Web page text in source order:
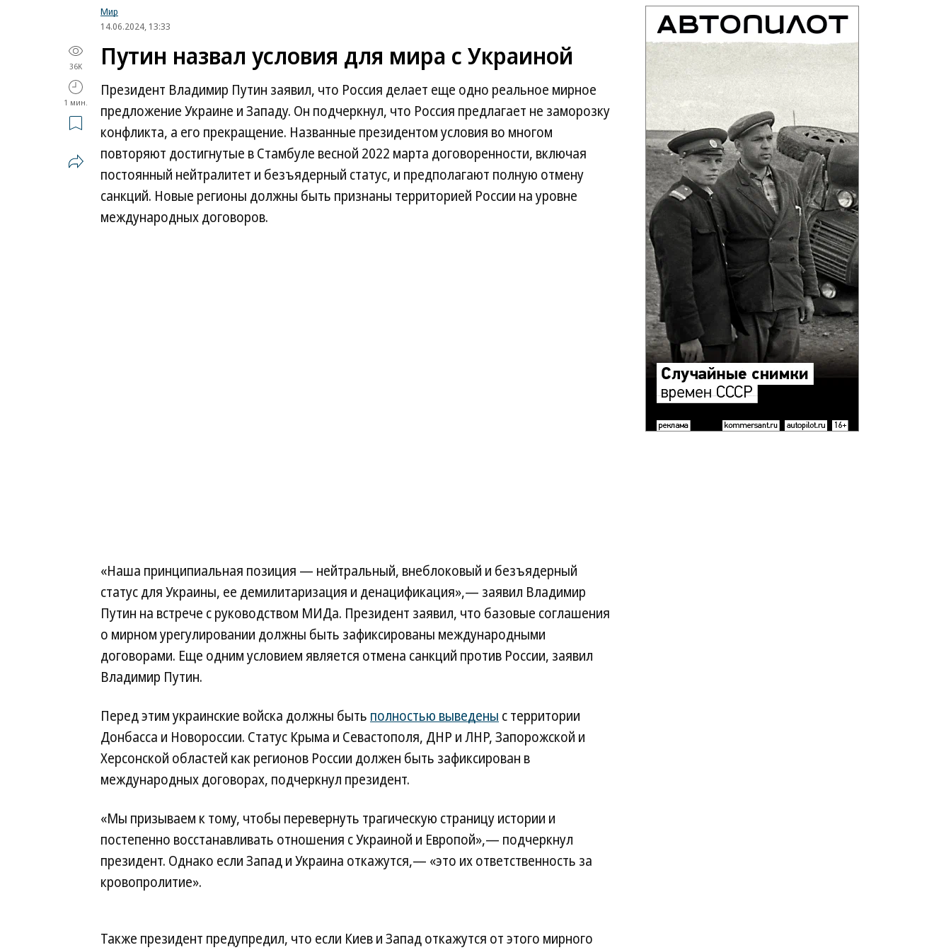
Мир
14.06.2024, 13:33
36K
1 мин.
Путин назвал условия для мира с Украиной
Президент Владимир Путин заявил, что Россия делает еще одно реальное мирное
предложение Украине и Западу. Он подчеркнул, что Россия предлагает не заморозку
конфликта, а его прекращение. Названные президентом условия во многом
повторяют достигнутые в Стамбуле весной 2022 марта договоренности, включая
постоянный нейтралитет и безъядерный статус, и предполагают полную отмену
санкций. Новые регионы должны быть признаны территорией России на уровне
международных договоров.
«Наша принципиальная позиция — нейтральный, внеблоковый и безъядерный
статус для Украины, ее демилитаризация и денацификация»,— заявил Владимир
Путин на встрече с руководством МИДа. Президент заявил, что базовые соглашения
о мирном урегулировании должны быть зафиксированы международными
договорами. Еще одним условием является отмена санкций против России, заявил
Владимир Путин.
Перед этим украинские войска должны быть полностью выведены с территории
Донбасса и Новороссии. Статус Крыма и Севастополя, ДНР и ЛНР, Запорожской и
Херсонской областей как регионов России должен быть зафиксирован в
международных договорах, подчеркнул президент.
«Мы призываем к тому, чтобы перевернуть трагическую страницу истории и
постепенно восстанавливать отношения с Украиной и Европой»,— подчеркнул
президент. Однако если Запад и Украина откажутся,— «это их ответственность за
кровопролитие».
Также президент предупредил, что если Киев и Запад откажутся от этого мирного